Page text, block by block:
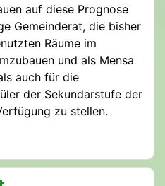
auf diese Prognose
Gemeinderat, die bisher
Räume im
und als Mensa
auch für die
der Sekundarstufe der
zu stellen.